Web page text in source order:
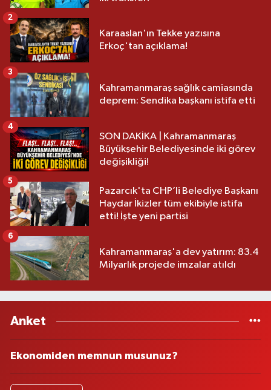
Karaaslan'ın Tekke yazısına
Erkoç'tan açıklama!
2
Kahramanmaraş sağlık camiasında
deprem: Sendika başkanı istifa etti
3
SON DAKİKA | Kahramanmaraş
Büyükşehir Belediyesinde iki görev
değişikliği!
4
Pazarcık'ta CHP’li Belediye Başkanı
Haydar İkizler tüm ekibiyle istifa
etti! İşte yeni partisi
5
Kahramanmaraş'a dev yatırım: 83.4
Milyarlık projede imzalar atıldı
6
Anket
Ekonomiden memnun musunuz?